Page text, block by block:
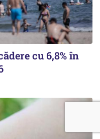
cu 6,8% în